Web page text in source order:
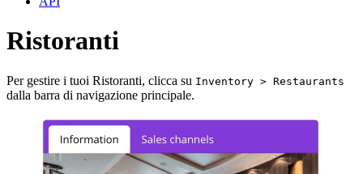
Ristoranti
Per gestire i tuoi Ristoranti, clicca su Inventory > Restaurants
dalla barra di navigazione principale.